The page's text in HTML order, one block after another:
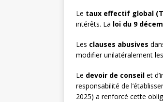
Le taux effectif global
intérêts. La loi du 9
Les clauses abusives
modifier unilatéralement
Le devoir de conseil et
responsabilité de
2025) a renforcé cette